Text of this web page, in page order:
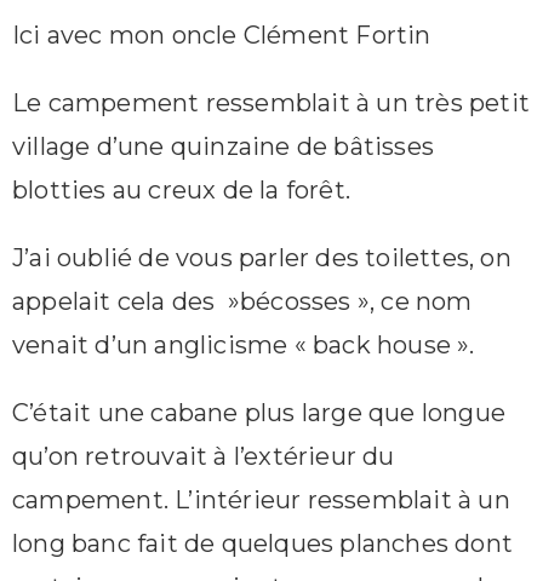
Ici avec mon oncle Clément Fortin
Le campement ressemblait à un très petit
village d’une quinzaine de bâtisses
blotties au creux de la forêt.
J’ai oublié de vous parler des toilettes, on
appelait cela des »bécosses », ce nom
venait d’un anglicisme « back house ».
C’était une cabane plus large que longue
qu’on retrouvait à l’extérieur du
campement. L’intérieur ressemblait à un
long banc fait de quelques planches dont